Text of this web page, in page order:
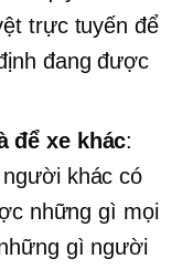
trực tuyến để
đang được
để xe khác:
khác có
những gì mọi
gì người